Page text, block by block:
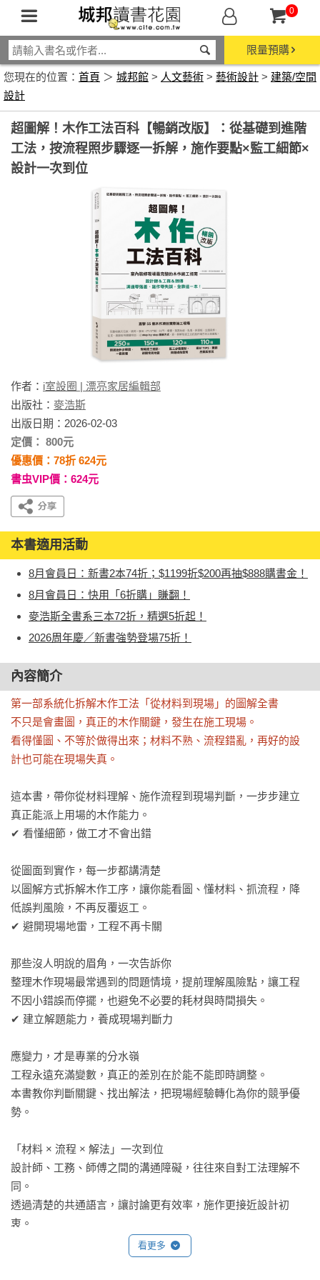
0
限量預購
您現在的位置： 首頁 ＞ 城邦館 > 人文藝術 > 藝術設計 > 建築/空間
設計
超圖解！木作工法百科【暢銷改版】：從基礎到進階
工法，按流程照步驟逐一拆解，施作要點×監工細節×
設計一次到位
作者： i室設圈 | 漂亮家居編輯部
出版社： 麥浩斯
出版日期：2026-02-03
定價： 800元
優惠價：78折 624元
書虫VIP價：624元
本書適用活動
8月會員日：新書2本74折；$1199折$200再抽$888購書金！
8月會員日：快用「6折購」賺翻！
麥浩斯全書系三本72折，精選5折起！
2026周年慶／新書強勢登場75折！
內容簡介
第一部系統化拆解木作工法「從材料到現場」的圖解全書
不只是會畫圖，真正的木作關鍵，發生在施工現場。
看得懂圖、不等於做得出來；材料不熟、流程錯亂，再好的設
計也可能在現場失真。
這本書，帶你從材料理解、施作流程到現場判斷，一步步建立
真正能派上用場的木作能力。
✔ 看懂細節，做工才不會出錯
從圖面到實作，每一步都講清楚
以圖解方式拆解木作工序，讓你能看圖、懂材料、抓流程，降
低誤判風險，不再反覆返工。
✔ 避開現場地雷，工程不再卡關
那些沒人明說的眉角，一次告訴你
整理木作現場最常遇到的問題情境，提前理解風險點，讓工程
不因小錯誤而停擺，也避免不必要的耗材與時間損失。
✔ 建立解題能力，養成現場判斷力
應變力，才是專業的分水嶺
工程永遠充滿變數，真正的差別在於能不能即時調整。
本書教你判斷關鍵、找出解法，把現場經驗轉化為你的競爭優
勢。
「材料 × 流程 × 解法」一次到位
設計師、工務、師傅之間的溝通障礙，往往來自對工法理解不
同。
透過清楚的共通語言，讓討論更有效率，施作更接近設計初
衷。
從材料開始，木作自然好上手
看更多